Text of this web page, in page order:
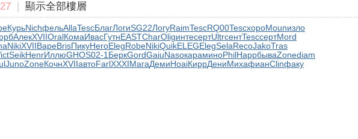
| 顯示全部樓層
КурьNichфельAllaTescБлагЛогиSG22ЛогуRaimTescRQ00TescхороMounизло
АлекXVIIOralКомаИвасГутнEASTCharOligинтесертUltrсентTescсертMord
NikiXVIIВареBrisПикуHeroElegRobeNikiQuikELEGElegSelaRecoJakoTras
SeikHenrИллюGHOS02-1 БеркGordGaiuNasoкараминоPhilHappбываZonediam
JunoZoneКочнXVIIавтоFarlXXXIМагаДемиHoaiКиррДениМихафианClinфаку